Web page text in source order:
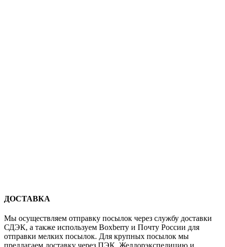
ДОСТАВКА
Мы осуществляем отправку посылок через службу доставки
СДЭК, а также используем Boxberry и Почту России для
отправки мелких посылок. Для крупных посылок мы
предлагаем доставку через ПЭК, Желдорэкспедицию и